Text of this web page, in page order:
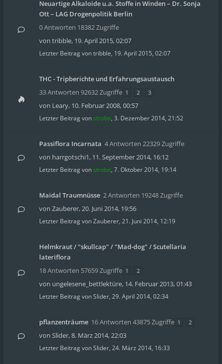
Neuartige Alkaloide u.a. Stoffe in Winden – Dr. Sonja
Ott – LAG Drogenpolitik Berlin
0 Antworten 18382 Zugriffe
von tribble, 19. April 2015, 02:07
Letzter Beitrag vontribble, 19. April 2015, 02:07
THC - Tripberichte und Erfahrungsaustausch
33 Antworten 92632 Zugriffe 1 2 3
von Leary, 10. Februar 2008, 00:57
Letzter Beitrag vonstrobo, 3. Dezember 2014, 21:52
Passiflora Incarnata 4 Antworten 22329 Zugriffe
von harrgotschi1, 11. September 2014, 16:12
Letzter Beitrag vonstrobo, 7. Oktober 2014, 19:14
Maidal Traumnüsse 2 Antworten 19248 Zugriffe
von Zauberer,20. Juni 2014, 19:56
Letzter Beitrag vonZauberer, 21. Juni 2014, 12:19
Helmkraut / "skullcap" / "Mad-dog" / Scutellaria
lateriflora
18 Antworten 57659 Zugriffe 1 2
von ungelesene_bettlektüre, 14. Februar 2013, 01:43
Letzter Beitrag vonSlider, 29. April 2014, 02:34
pflanzenträume 16 Antworten 43875 Zugriffe 1 2
von Slider,8. März 2014, 22:03
Letzter Beitrag vonSlider, 24. März 2014, 16:33